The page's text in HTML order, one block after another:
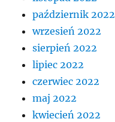
październik 2022
wrzesień 2022
sierpień 2022
lipiec 2022
czerwiec 2022
maj 2022
kwiecień 2022